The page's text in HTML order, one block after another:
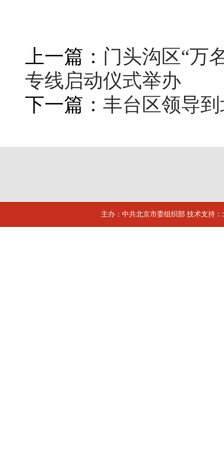
上一篇： 门头沟区“万
专线启动仪式举办
下一篇： 丰台区领导
主办：中共北京市委组织部 技术支持